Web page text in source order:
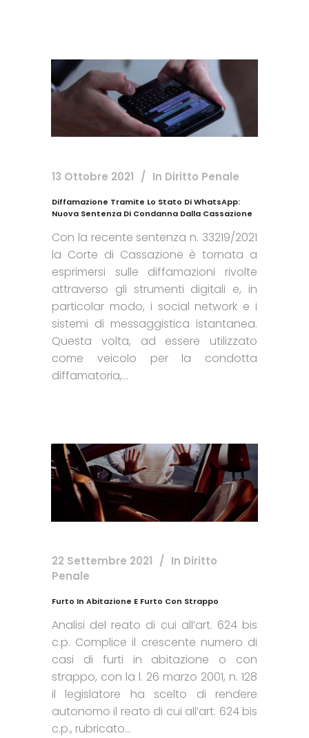
13 Ottobre 2021 In Diritto Penale
Diffamazione Tramite Lo Stato Di WhatsApp:
Nuova Sentenza Di Condanna Dalla Cassazione
Con la recente sentenza n. 33219/2021
la Corte di Cassazione è tornata a
esprimersi sulle diffamazioni rivolte
attraverso gli strumenti digitali e, in
particolar modo, i social network e i
sistemi di messaggistica istantanea.
Questa volta, ad essere utilizzato
come veicolo per la condotta
diffamatoria,...
22 Settembre 2021 In Diritto
Penale
Furto In Abitazione E Furto Con Strappo
Analisi del reato di cui all’art. 624 bis
c.p. Complice il crescente numero di
casi di furti in abitazione o con
strappo, con la l. 26 marzo 2001, n. 128
il legislatore ha scelto di rendere
autonomo il reato di cui all’art. 624 bis
c.p., rubricato...